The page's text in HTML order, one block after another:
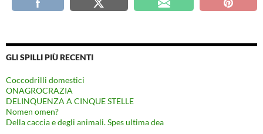
GLI SPILLI PIÙ RECENTI
Coccodrilli domestici
ONAGROCRAZIA
DELINQUENZA A CINQUE STELLE
Nomen omen?
Della caccia e degli animali. Spes ultima dea